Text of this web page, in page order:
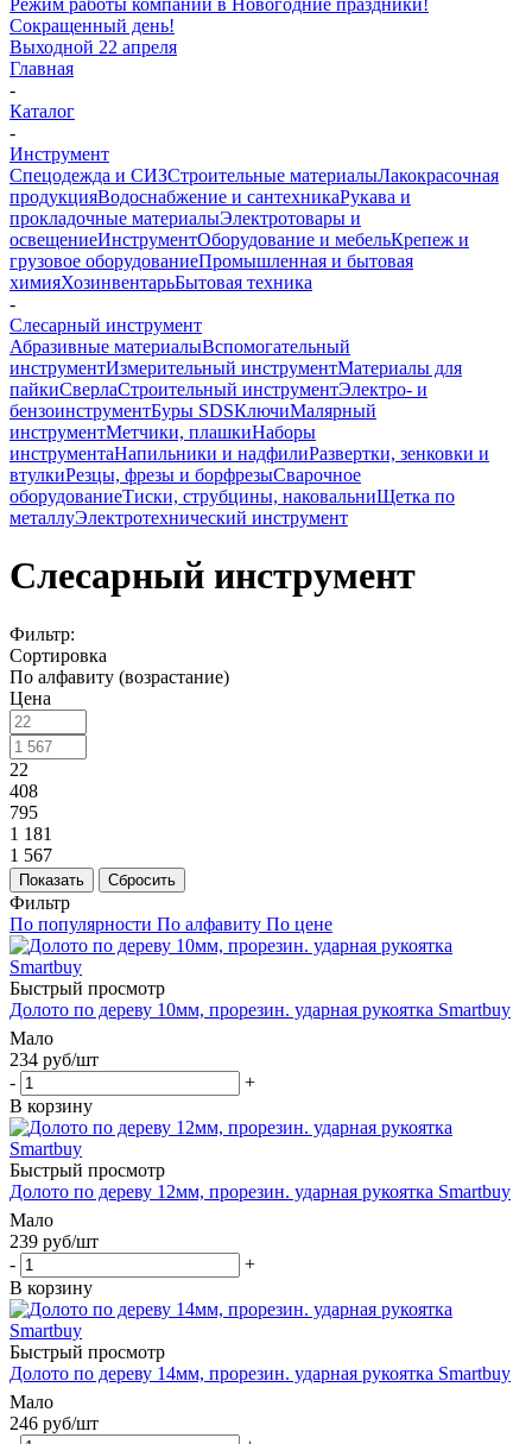
Режим работы компании в Новогодние праздники!
Сокращенный день!
Выходной 22 апреля
Главная
-
Каталог
-
Инструмент
Спецодежда и СИЗСтроительные материалыЛакокрасочная
продукцияВодоснабжение и сантехникаРукава и
прокладочные материалыЭлектротовары и
освещениеИнструментОборудование и мебельКрепеж и
грузовое оборудованиеПромышленная и бытовая
химияХозинвентарьБытовая техника
-
Слесарный инструмент
Абразивные материалыВспомогательный
инструментИзмерительный инструментМатериалы для
пайкиСверлаСтроительный инструментЭлектро- и
бензоинструментБуры SDSКлючиМалярный
инструментМетчики, плашкиНаборы
инструментаНапильники и надфилиРазвертки, зенковки и
втулкиРезцы, фрезы и борфрезыСварочное
оборудованиеТиски, струбцины, наковальниЩетка по
металлуЭлектротехнический инструмент
Слесарный инструмент
Фильтр:
Сортировка
По алфавиту (возрастание)
Цена
22
408
795
1 181
1 567
Показать Сбросить
Фильтр
По популярности По алфавиту По цене
Быстрый просмотр
Долото по дереву 10мм, прорезин. ударная рукоятка Smartbuy
Мало
234 руб/шт
-
+
В корзину
Быстрый просмотр
Долото по дереву 12мм, прорезин. ударная рукоятка Smartbuy
Мало
239 руб/шт
-
+
В корзину
Быстрый просмотр
Долото по дереву 14мм, прорезин. ударная рукоятка Smartbuy
Мало
246 руб/шт